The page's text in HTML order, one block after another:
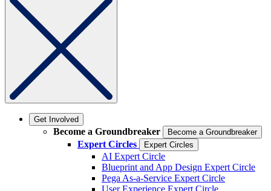
Get Involved
Become a Groundbreaker Become a Groundbreaker
Expert Circles Expert Circles
AI Expert Circle
Blueprint and App Design Expert Circle
Pega As-a-Service Expert Circle
User Experience Expert Circle